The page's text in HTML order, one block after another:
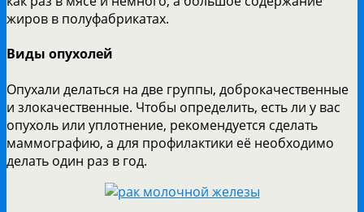
жиров в полуфабрикатах.
Виды опухолей
Опухали делаться на две группы, доброкачественные
и злокачественные. Чтобы определить, есть ли у вас
опухоль или уплотнение, рекомендуется сделать
маммографию, а для профилактики её необходимо
делать один раз в год.